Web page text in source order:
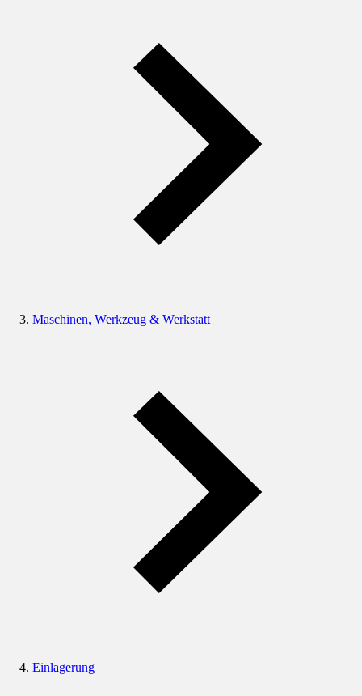
Maschinen, Werkzeug & Werkstatt
Einlagerung